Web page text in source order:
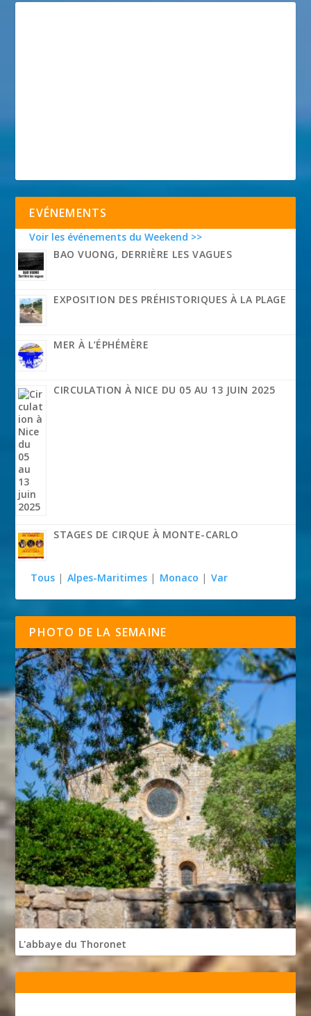
EVÉNEMENTS
Voir les événements du Weekend >>
BAO VUONG, DERRIÈRE LES VAGUES
EXPOSITION DES PRÉHISTORIQUES À LA PLAGE
MER À L’ÉPHÉMÈRE
CIRCULATION À NICE DU 05 AU 13 JUIN 2025
STAGES DE CIRQUE À MONTE-CARLO
Tous | Alpes-Maritimes | Monaco | Var
PHOTO DE LA SEMAINE
L'abbaye du Thoronet